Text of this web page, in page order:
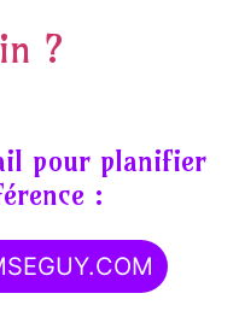
?
pour planifier
: